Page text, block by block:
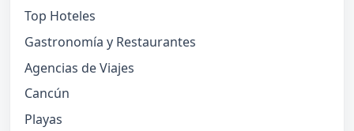
Top Hoteles
Gastronomía y Restaurantes
Agencias de Viajes
Cancún
Playas